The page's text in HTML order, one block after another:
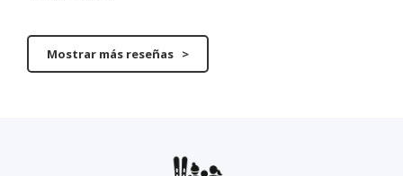
Mostrar más reseñas >